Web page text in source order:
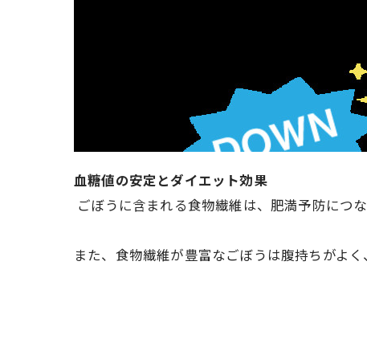
血糖値の安定とダイエット効果
ごぼうに含まれる食物繊維は、肥満予防につな
また、食物繊維が豊富なごぼうは腹持ちがよ